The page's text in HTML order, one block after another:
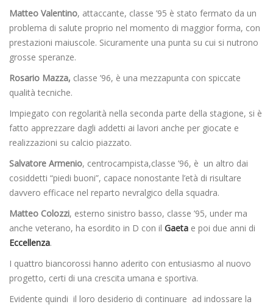
Matteo Valentino, attaccante, classe ’95 è stato fermato da un
problema di salute proprio nel momento di maggior forma, con
prestazioni maiuscole. Sicuramente una punta su cui si nutrono
grosse speranze.
Rosario Mazza, classe ’96, è una mezzapunta con spiccate
qualità tecniche.
Impiegato con regolarità nella seconda parte della stagione, si è
fatto apprezzare dagli addetti ai lavori anche per giocate e
realizzazioni su calcio piazzato.
Salvatore Armenio, centrocampista,classe ’96, è un altro dai
cosiddetti “piedi buoni”, capace nonostante l’età di risultare
davvero efficace nel reparto nevralgico della squadra.
Matteo Colozzi, esterno sinistro basso, classe ’95, under ma
anche veterano, ha esordito in D con il Gaeta e poi due anni di
Eccellenza.
I quattro biancorossi hanno aderito con entusiasmo al nuovo
progetto, certi di una crescita umana e sportiva.
Evidente quindi il loro desiderio di continuare ad indossare la